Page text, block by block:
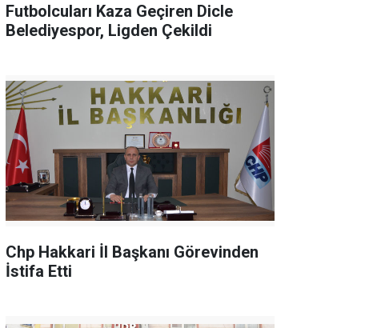
Futbolcuları Kaza Geçiren Dicle
Belediyespor, Ligden Çekildi
Chp Hakkari İl Başkanı Görevinden
İstifa Etti